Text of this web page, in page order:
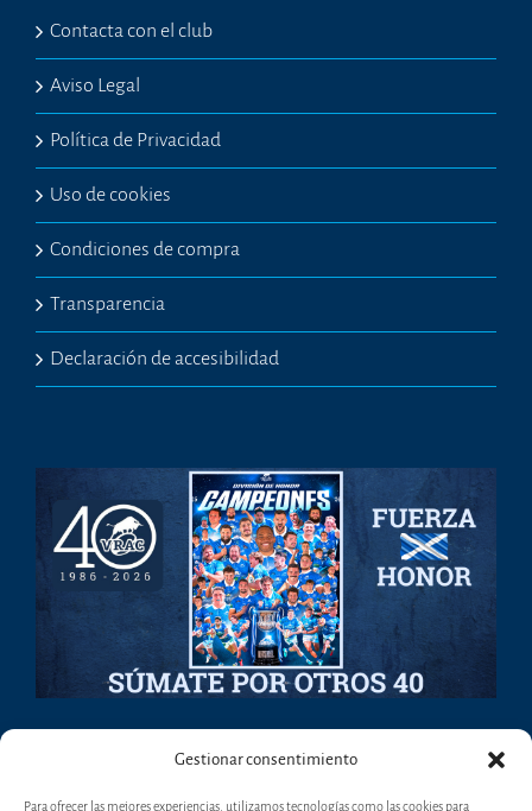
Gestionar consentimiento
Para ofrecer las mejores experiencias, utilizamos tecnologías como las cookies para
Contacta con el club
Aviso Legal
Política de Privacidad
Uso de cookies
Condiciones de compra
Transparencia
Declaración de accesibilidad